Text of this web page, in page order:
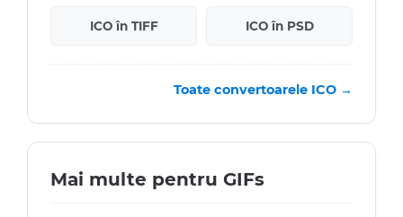
ICO în TIFF ICO în PSD
Toate convertoarele ICO →
Mai multe pentru GIFs